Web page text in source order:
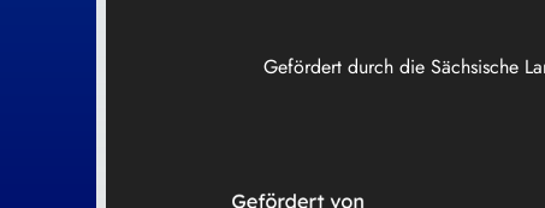
Gefördert durch die Sächsische